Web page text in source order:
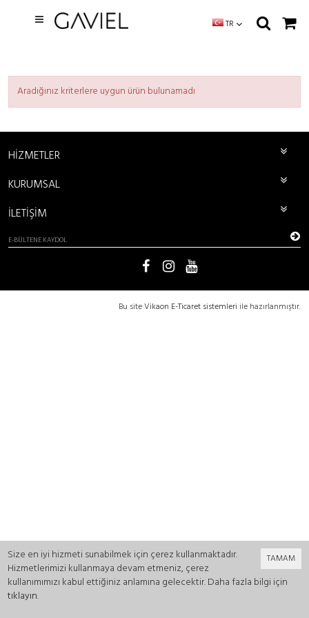
TR
Aradığınız kriterlere uygun ürün bulunamadı
HİZMETLER
KURUMSAL
İLETİŞİM
Bu siteVikaon E-Ticaret sistemleri ile hazırlanmıştır.
TAMAM
Size en iyi hizmeti sunabilmek için çerez kullanmaktadır.
Hizmetlerimizi kullanmaya devam etmeniz, çerez
kullanımımızı kabul ettiğiniz anlamına gelecektir. Daha fazla bilgi için
tıklayın.